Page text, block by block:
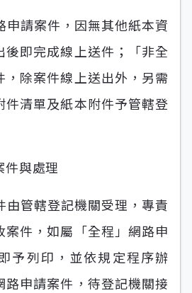
請案件，因無其他紙本資
後即完成線上送件；「非全
，除案件線上送出外，另需
件清單及紙本附件予管轄登
件與處理
管轄登記機關受理，專責
案件，如屬「全程」網路申
予列印，並依規定程序辦
路申請案件，待登記機關接